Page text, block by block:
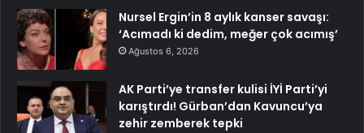
Nursel Ergin’in 8 aylık kanser savaşı:
‘Acımadı ki dedim, meğer çok acımış’
Ağustos 6, 2026
AK Parti’ye transfer kulisi İYİ Parti’yi
karıştırdı! Gürban’dan Kavuncu’ya
zehir zemberek tepki